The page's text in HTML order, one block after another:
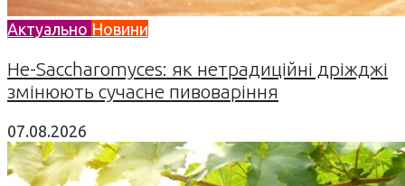
Актуально Новини
Не-Saccharomyces: як нетрадиційні дріжджі
змінюють сучасне пивоваріння
07.08.2026